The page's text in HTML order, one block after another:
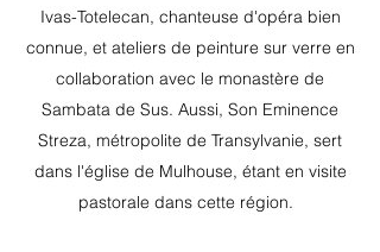
Ivas-Totelecan, chanteuse d'opéra bien
connue, et ateliers de peinture sur verre en
collaboration avec le monastère de
Sambata de Sus. Aussi, Son Eminence
Streza, métropolite de Transylvanie, sert
dans l'église de Mulhouse, étant en visite
pastorale dans cette région.